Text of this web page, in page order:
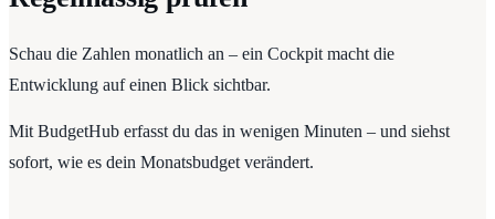
Schau die Zahlen monatlich an – ein Cockpit macht die
Entwicklung auf einen Blick sichtbar.
Mit BudgetHub erfasst du das in wenigen Minuten – und siehst
sofort, wie es dein Monatsbudget verändert.